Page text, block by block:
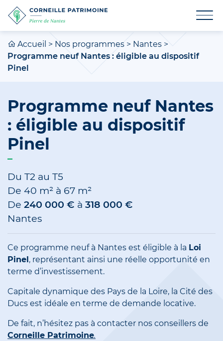
Accueil > Nos programmes> Nantes >
Programme neuf Nantes : éligible au dispositif
Pinel
Programme neuf Nantes
: éligible au dispositif
Pinel
Du T2 au T5
De 40 m² à 67 m²
De 240 000 € à 318 000 €
Nantes
Ce programme neuf à Nantes est éligible à la Loi
Pinel , représentant ainsi une réelle opportunité en
terme d’investissement.
Capitale dynamique des Pays de la Loire, la Cité des
Ducs est idéale en terme de demande locative.
De fait, n’hésitez pas à contacter nos conseillers de
Corneille Patrimoine.